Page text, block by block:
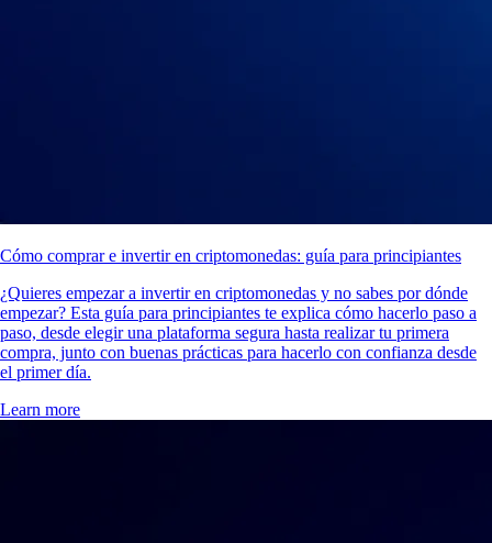
Cómo comprar e invertir en criptomonedas: guía para principiantes
¿Quieres empezar a invertir en criptomonedas y no sabes por dónde
empezar? Esta guía para principiantes te explica cómo hacerlo paso a
paso, desde elegir una plataforma segura hasta realizar tu primera
compra, junto con buenas prácticas para hacerlo con confianza desde
el primer día.
Learn more